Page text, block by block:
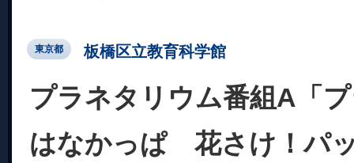
東京都 板橋区立教育科学館
プラネタリウム番組A「
はなかっぱ 花さけ！パ